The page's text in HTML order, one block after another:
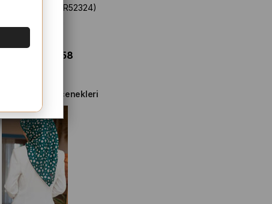
(SYR52324)
$ 48.58
Diğer Renk Seçenekleri